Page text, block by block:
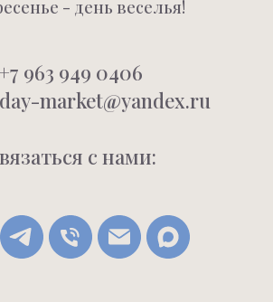
- день веселья!
+7 963 949 0406
market@yandex.ru
с нами: